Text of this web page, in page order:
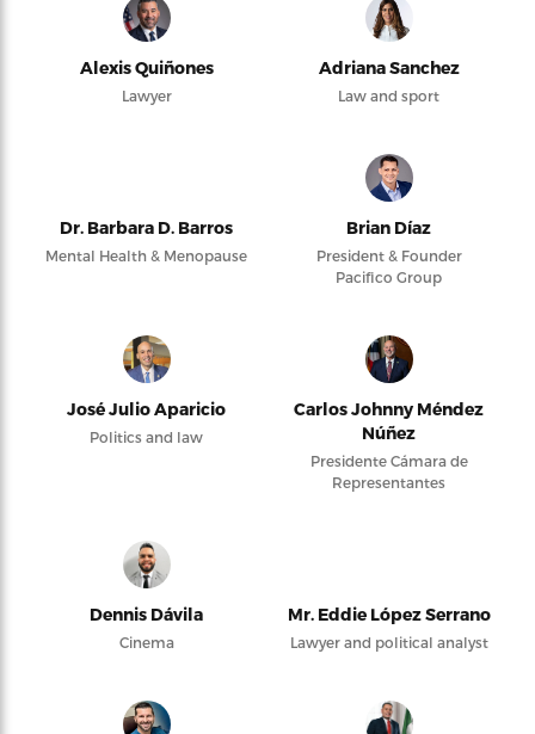
Alexis Quiñones
Lawyer
Adriana Sanchez
Law and sport
Dr. Barbara D. Barros
Mental Health & Menopause
Brian Díaz
President & Founder
Pacifico Group
José Julio Aparicio
Politics and law
Carlos Johnny Méndez
Núñez
Presidente Cámara de
Representantes
Dennis Dávila
Cinema
Mr. Eddie López Serrano
Lawyer and political analyst